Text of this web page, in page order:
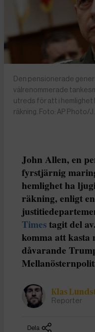
Den pensionerade
välrenommerade
utreds för att i hemlighet
räkning. Foto: AP Photo/
John Allen, en
fyrstjärnig
hemlighet ha
räkning, enligt
Timestagit del
komma att kasta
dåvarande
Klas
Reporter
Dela